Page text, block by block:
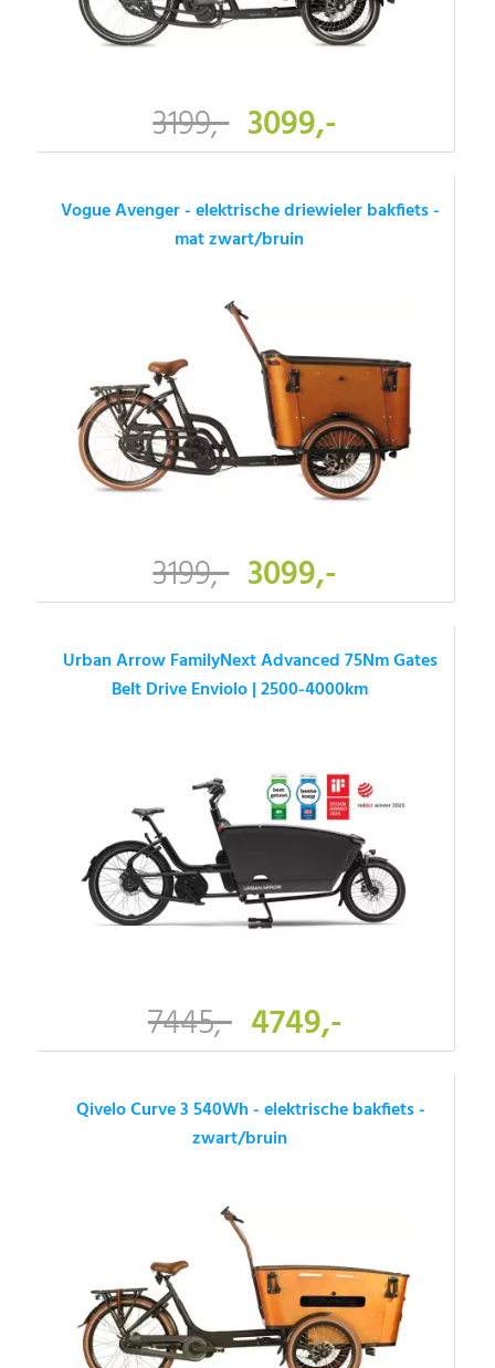
3199,- 3099,-
Vogue Avenger - elektrische driewieler bakfiets -
mat zwart/bruin
3199,- 3099,-
Urban Arrow FamilyNext Advanced 75Nm Gates
Belt Drive Enviolo | 2500-4000km
7445,- 4749,-
Qivelo Curve 3 540Wh - elektrische bakfiets -
zwart/bruin